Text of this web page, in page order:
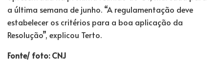
a última semana de junho. “A regulamentação deve
estabelecer os critérios para a boa aplicação da
Resolução”, explicou Terto.
Fonte/ foto: CNJ